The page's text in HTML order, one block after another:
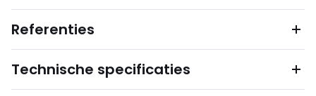
Referenties
Technische specificaties